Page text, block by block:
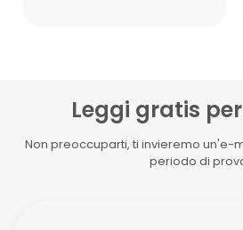
Leggi gratis
Non preoccuparti, ti invieremo un'e-
periodo di